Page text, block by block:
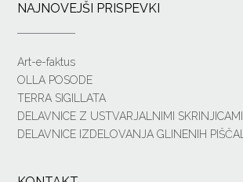
NAJNOVEJŠI PRISPEVKI
Art-e-faktus
OLLA POSODE
TERRA SIGILLATA
DELAVNICE Z USTVARJALNIMI SKRINJICAMI
DELAVNICE IZDELOVANJA GLINENIH PIŠČALI